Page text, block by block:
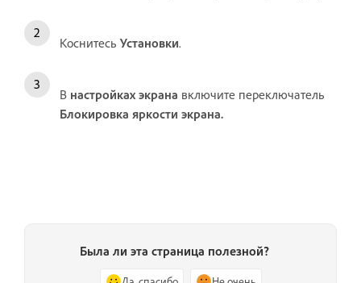
Коснитесь Установки.
В настройках экрана включите переключатель
Блокировка яркости экрана.
Была ли эта страница полезной?